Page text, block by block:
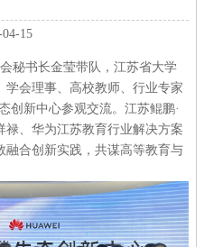
04-15
秘书长金莹带队，江苏省大学
会理事、高校教师、行业专家
创新中心参观交流。江苏鲲鹏·
、华为江苏教育行业解决方案
融合创新实践，共谋高等教育与